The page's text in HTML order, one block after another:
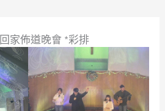
回家佈道晚會 *彩排